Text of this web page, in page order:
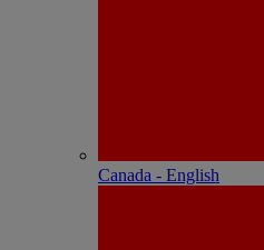
Canada - English